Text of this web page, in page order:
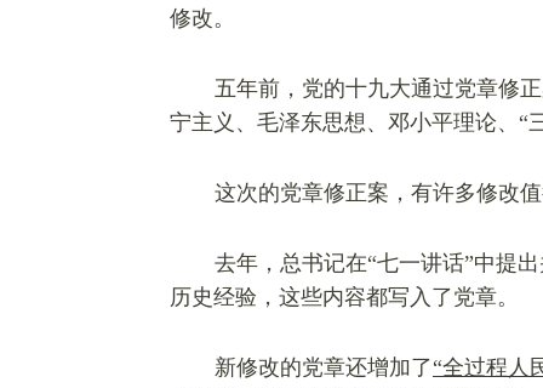
修改。
五年前，党的十九大通过党章修
宁主义、毛泽东思想、邓小平理论、“
这次的党章修正案，有许多修改
去年，总书记在“七一讲话”中提
历史经验，这些内容都写入了党章。
新修改的党章还增加了“全过程人